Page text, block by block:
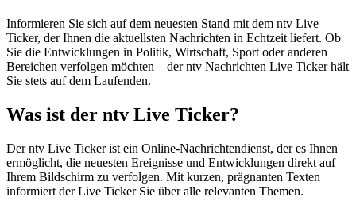
Informieren Sie sich auf dem neuesten Stand mit dem ntv Live
Ticker, der Ihnen die aktuellsten Nachrichten in Echtzeit liefert. Ob
Sie die Entwicklungen in Politik, Wirtschaft, Sport oder anderen
Bereichen verfolgen möchten – der ntv Nachrichten Live Ticker hält
Sie stets auf dem Laufenden.
Was ist der ntv Live Ticker?
Der ntv Live Ticker ist ein Online-Nachrichtendienst, der es Ihnen
ermöglicht, die neuesten Ereignisse und Entwicklungen direkt auf
Ihrem Bildschirm zu verfolgen. Mit kurzen, prägnanten Texten
informiert der Live Ticker Sie über alle relevanten Themen.